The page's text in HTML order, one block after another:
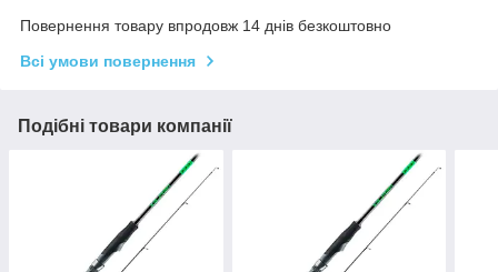
Повернення товару впродовж 14 днів безкоштовно
Всі умови повернення
Подібні товари компанії